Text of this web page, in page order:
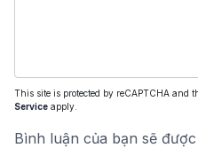
This site is protected by reCAPTCHA and
Service apply.
Bình luận của bạn sẽ